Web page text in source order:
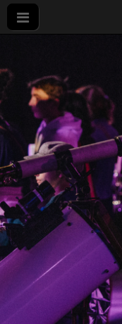
Nuit
des
à Dijon